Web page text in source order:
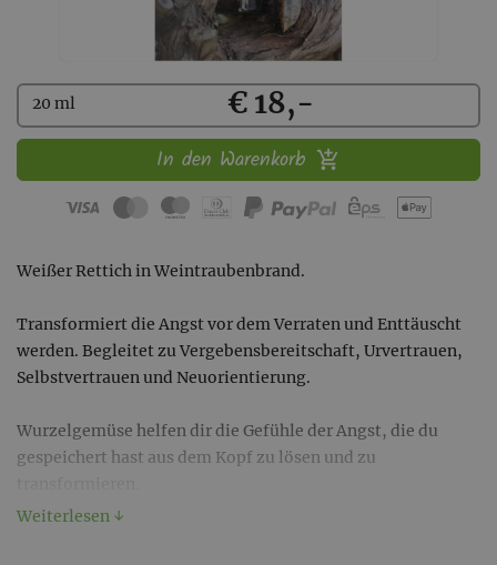
Kaufen
20 ml € 18,-
In den Warenkorb
Weißer Rettich in Weintraubenbrand.
Transformiert die Angst vor dem Verraten und Enttäuscht
werden. Begleitet zu Vergebensbereitschaft, Urvertrauen,
Selbstvertrauen und Neuorientierung.
Wurzelgemüse helfen dir die Gefühle der Angst, die du
gespeichert hast aus dem Kopf zu lösen und zu
Weiterlesen ↓